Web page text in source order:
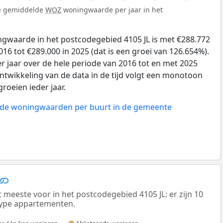
gemiddelde WOZ woningwaarde per jaar in het
in het postcodegebied 4105 JL is met €288.772
tot €289.000 in 2025 (dat is een groei van 126.654%).
jaar over de hele periode van 2016 tot en met 2025
van de data in de tijd volgt een monotoon
ieder jaar.
woningwaarden per buurt in de gemeente
voor in het postcodegebied 4105 JL: er zijn 10
appartementen.